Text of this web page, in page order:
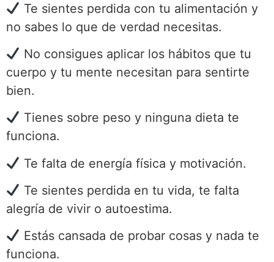
Te sientes perdida con tu alimentación y
no sabes lo que de verdad necesitas.
No consigues aplicar los hábitos que tu
cuerpo y tu mente necesitan para sentirte
bien.
Tienes sobre peso y ninguna dieta te
funciona.
Te falta de energía física y motivación.
Te sientes perdida en tu vida, te falta
alegría de vivir o autoestima.
Estás cansada de probar cosas y nada te
funciona.